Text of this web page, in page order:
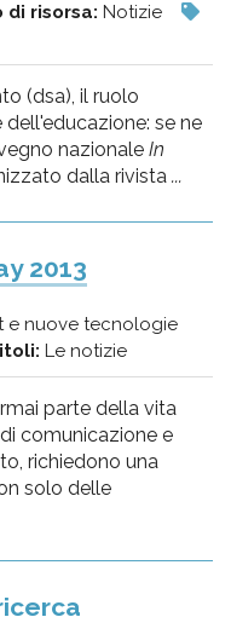
di risorsa: Notizie
(dsa), il ruolo
se ne
nazionale In
dalla rivista ...
2013
e nuove tecnologie
Le notizie
parte della vita
comunicazione e
richiedono una
solo delle